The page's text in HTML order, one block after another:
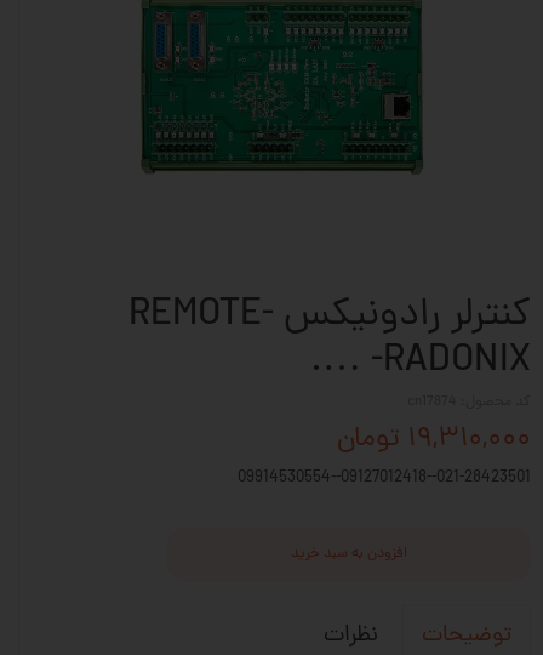
کنترلر رادونیکس REMOTE-
RADONIX- ….
۱۹,۳۱۰,۰۰۰ تومان
021-28423501--09127012418--09914530554
افزودن به سبد خرید
توضیحات نظرات